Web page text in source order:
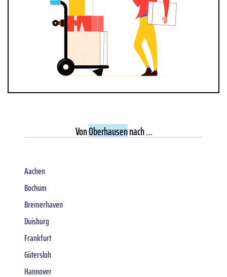
VonOberhausennach ...
Aachen
Bochum
Bremerhaven
Duisburg
Frankfurt
Gütersloh
Hannover